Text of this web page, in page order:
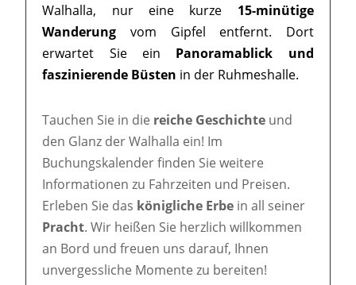
Walhalla, nur eine kurze 15-minütige
Wanderung vom Gipfel entfernt. Dort
erwartet Sie ein Panoramablick und
faszinierende Büsten in der Ruhmeshalle.
Tauchen Sie in die reiche Geschichte und
den Glanz der Walhalla ein! Im
Buchungskalender finden Sie weitere
Informationen zu Fahrzeiten und Preisen.
Erleben Sie das königliche Erbe in all seiner
Pracht. Wir heißen Sie herzlich willkommen
an Bord und freuen uns darauf, Ihnen
unvergessliche Momente zu bereiten!